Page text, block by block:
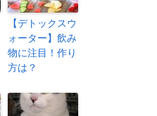
【デトックスウ
ォーター】飲み
物に注目！作り
方は？